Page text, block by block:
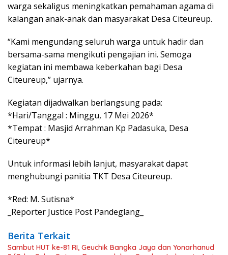
warga sekaligus meningkatkan pemahaman agama di
kalangan anak-anak dan masyarakat Desa Citeureup.
“Kami mengundang seluruh warga untuk hadir dan
bersama-sama mengikuti pengajian ini. Semoga
kegiatan ini membawa keberkahan bagi Desa
Citeureup,” ujarnya.
Kegiatan dijadwalkan berlangsung pada:
*Hari/Tanggal : Minggu, 17 Mei 2026*
*Tempat : Masjid Arrahman Kp Padasuka, Desa
Citeureup*
Untuk informasi lebih lanjut, masyarakat dapat
menghubungi panitia TKT Desa Citeureup.
*Red: M. Sutisna*
_Reporter Justice Post Pandeglang_
Berita Terkait
Sambut HUT ke-81 RI, Geuchik Bangka Jaya dan Yonarhanud